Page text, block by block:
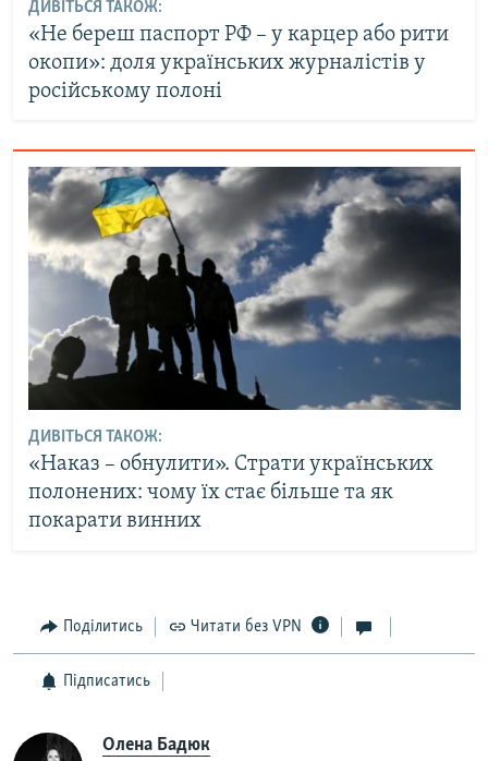
ДИВІТЬСЯ ТАКОЖ:
«Не береш паспорт РФ – у карцер або рити
окопи»: доля українських журналістів у
російському полоні
ДИВІТЬСЯ ТАКОЖ:
«Наказ – обнулити». Страти українських
полонених: чому їх стає більше та як
покарати винних
Поділитись Читати без VPN
Підписатись
Олена Бадюк